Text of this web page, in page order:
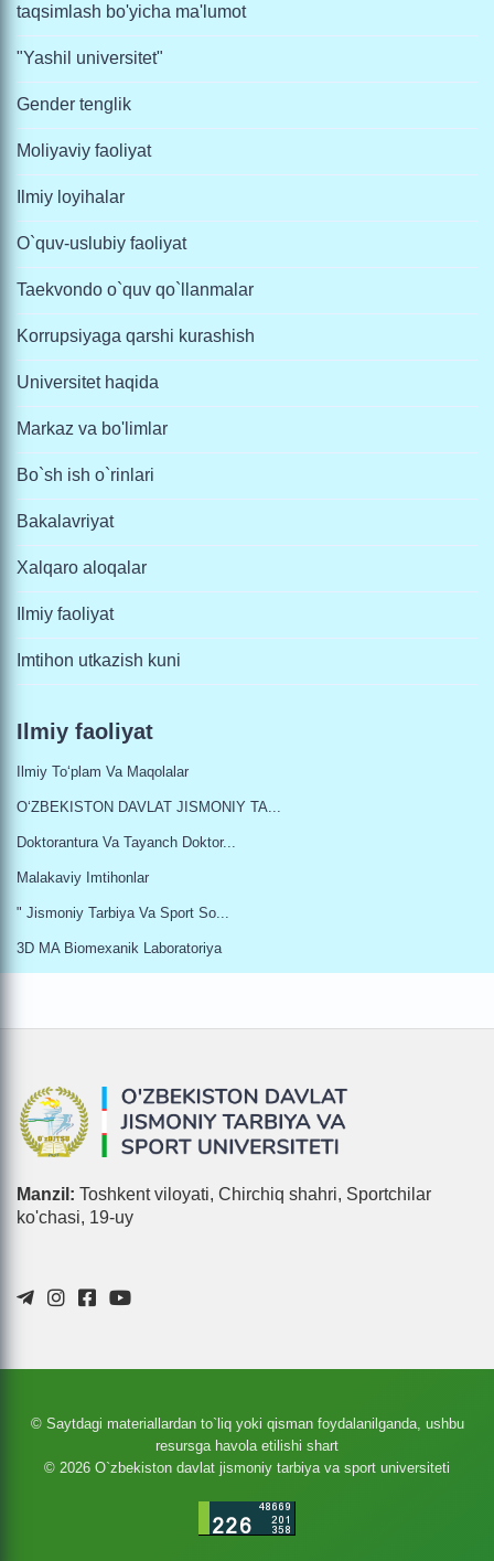
taqsimlash bo'yicha ma'lumot
"Yashil universitet"
Gender tenglik
Moliyaviy faoliyat
Ilmiy loyihalar
O`quv-uslubiy faoliyat
Taekvondo o`quv qo`llanmalar
Korrupsiyaga qarshi kurashish
Universitet haqida
Markaz va bo'limlar
Bo`sh ish o`rinlari
Bakalavriyat
Xalqaro aloqalar
Ilmiy faoliyat
Imtihon utkazish kuni
Ilmiy faoliyat
Ilmiy To‘plam Va Maqolalar
O‘ZBEKISTON DAVLAT JISMONIY TA...
Doktorantura Va Tayanch Doktor...
Malakaviy Imtihonlar
" Jismoniy Tarbiya Va Sport So...
3D MA Biomexanik Laboratoriya
Manzil: Toshkent viloyati, Chirchiq shahri, Sportchilar
ko'chasi, 19-uy
© Saytdagi materiallardan to`liq yoki qisman foydalanilganda, ushbu
resursga havola etilishi shart
© 2026 O`zbekiston davlat jismoniy tarbiya va sport universiteti